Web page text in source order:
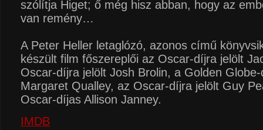
szólítja Higet; ő még hisz abban, hogy az
van remény…
A Peter Heller letaglózó, azonos című
készült film főszereplői az Oscar-díjra jelölt
Oscar-díjra jelölt Josh Brolin, a Golden
Margaret Qualley, az Oscar-díjra jelölt Guy
Oscar-díjas Allison Janney.
IMDB